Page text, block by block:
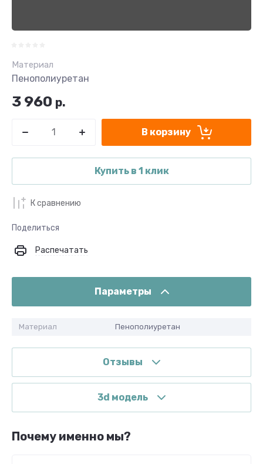
Материал
Пенополиуретан
3 960 р.
В корзину
Купить в 1 клик
К сравнению
Поделиться
Распечатать
Параметры
Материал Пенополиуретан
Отзывы
3d модель
Почему именно мы?